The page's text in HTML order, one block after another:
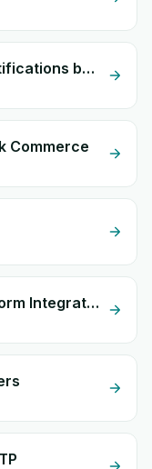
Cathedis + Email Notifications by eGrow
Commerce
Cathedis + Google Form Integration